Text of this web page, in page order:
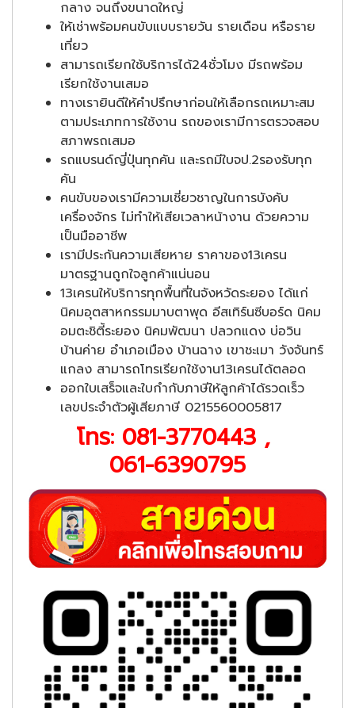
กลาง จนถึงขนาดใหญ่
ให้เช่าพร้อมคนขับแบบรายวัน รายเดือน หรือราย
เที่ยว
สามารถเรียกใช้บริการได้24ชั่วโมง มีรถพร้อม
เรียกใช้งานเสมอ
ทางเรายินดีให้คำปรึกษาก่อนให้เลือกรถเหมาะสม
ตามประเภทการใช้งาน รถของเรามีการตรวจสอบ
สภาพรถเสมอ
รถแบรนด์ญี่ปุ่นทุกคัน และรถมีใบจป.2รองรับทุก
คัน
คนขับของเรามีความเชี่ยวชาญในการบังคับ
เครื่องจักร ไม่ทำให้เสียเวลาหน้างาน ด้วยความ
เป็นมืออาชีพ
เรามีประกันความเสียหาย ราคาของ13เครน
มาตรฐานถูกใจลูกค้าแน่นอน
13เครนให้บริการทุกพื้นที่ในจังหวัดระยอง ได้แก่
นิคมอุตสาหกรรมมาบตาพุด อีสเทิร์นซีบอร์ด นิคม
อมตะชิตี้ระยอง นิคมพัฒนา ปลวกแดง บ่อวิน
บ้านค่าย อำเภอเมือง บ้านฉาง เขาชะเมา วังจันทร์
แกลง สามารถโทรเรียกใช้งาน13เครนได้ตลอด
ออกใบเสร็จและใบกำกับภาษีให้ลูกค้าได้รวดเร็ว
เลขประจำตัวผู้เสียภาษี 0215560005817
โทร: 081-3770443 ,
061-6390795